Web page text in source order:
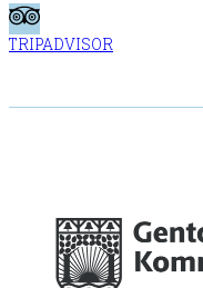
TRIPADVISOR